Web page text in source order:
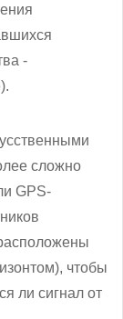
-
сложно
GPS-
чтобы
ли сигнал от